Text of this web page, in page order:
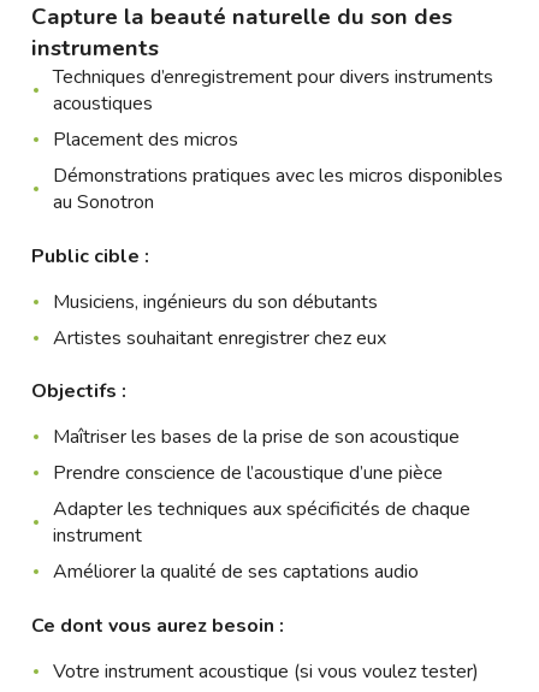
Capture la beauté naturelle du son des
instruments
Techniques d’enregistrement pour divers instruments
acoustiques
Placement des micros
Démonstrations pratiques avec les micros disponibles
au Sonotron
Public cible :
Musiciens, ingénieurs du son débutants
Artistes souhaitant enregistrer chez eux
Objectifs :
Maîtriser les bases de la prise de son acoustique
Prendre conscience de l’acoustique d’une pièce
Adapter les techniques aux spécificités de chaque
instrument
Améliorer la qualité de ses captations audio
Ce dont vous aurez besoin :
Votre instrument acoustique (si vous voulez tester)